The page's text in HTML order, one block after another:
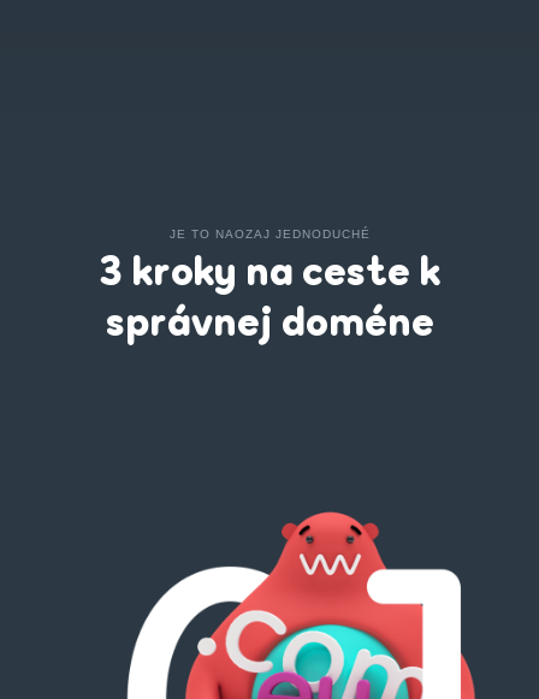
JE TO NAOZAJ JEDNODUCHÉ
3 kroky na ceste k
správnej doméne